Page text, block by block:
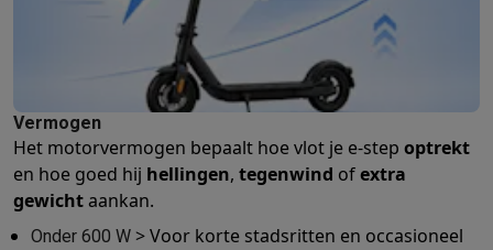
Gaming consoles
Smart home & devices
Smartwatches Activity Trackers
Elektrische stepsDashcamsGPSCoyote
Veiligheid & bescherming
Contactloos betalenBetaalterminalsAccessoires SumUp
Omgeving & comfortVerlichtingPlug & play zonnepanelen
EntertainmentSmart TV
KeukenSlimme koelkastenSlimme vaatwassersSlimme
Vermogen
Het motorvermogen bepaalt hoe vlot je e-step optrekt
en hoe goed hij hellingen, tegenwind ofextra
gewichtaankan.
Onder 600 W > Voor korte stadsritten en occasioneel